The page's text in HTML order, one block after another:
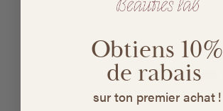
Basé sur 59 avis
Obtiens 10%
de rabais
sur ton premier achat !